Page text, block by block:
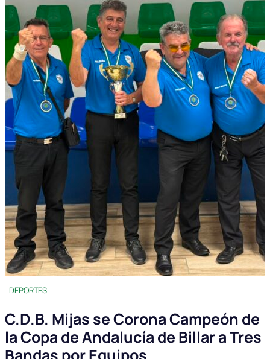
DEPORTES
C.D.B. Mijas se Corona Campeón de
la Copa de Andalucía de Billar a Tres